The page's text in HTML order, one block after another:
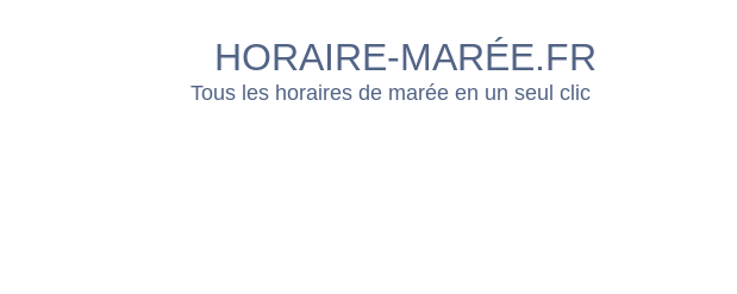
HORAIRE-MARÉE.FR
Tous les horaires de marée en un seul clic